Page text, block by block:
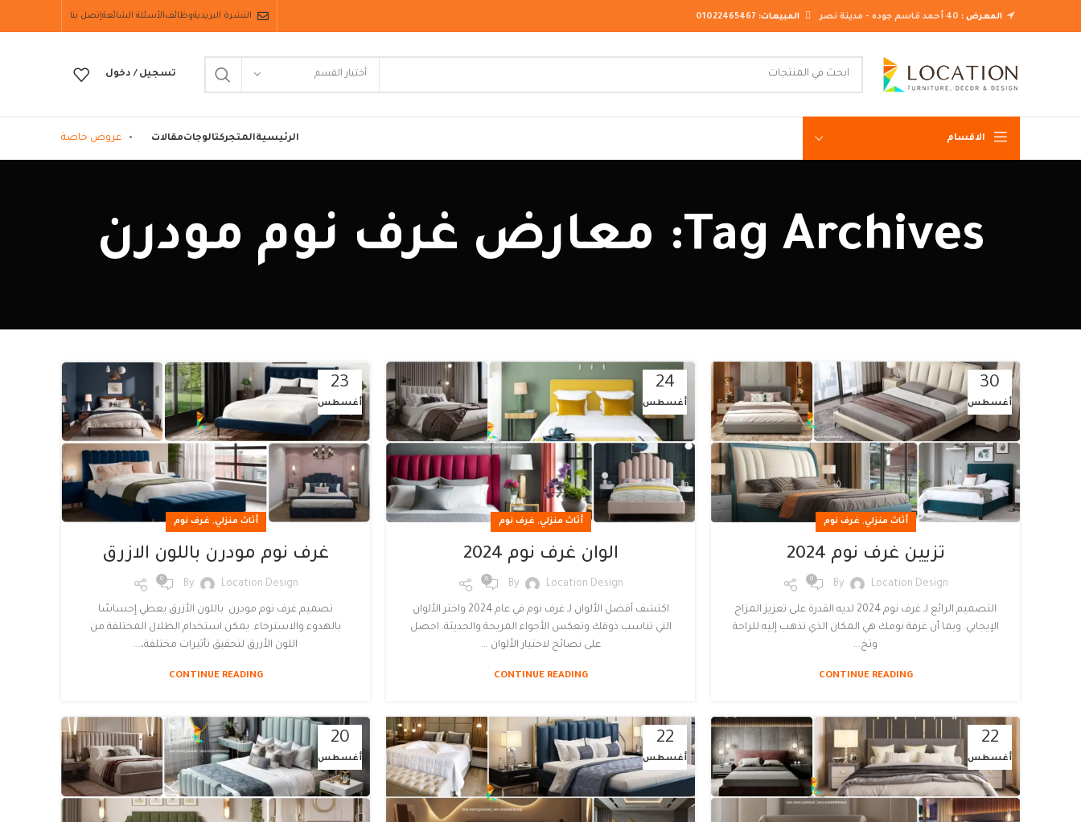
المعرض : المبيعات: 01022465467 النشرة البريديةوظائفالأسئلة الشائعةإتصل بنا
أختيار القسم تسجيل / دخول
الاقسام
غرف نوم مودرن
غرف نوم نيو كلاسيك
الرئيسيةالمتجركتالوجاتمقالات عروض خاصة
Tag Archives: معارض غرف نوم مودرن
30
أغسطس
أثاث منزلي, غرف نوم
تزيين غرف نوم 2024
By Location Design
0
التصميم الرائع لـ غرف نوم 2024 لديه القدرة على تعزيز المزاج
الإيجابي. وبما أن غرفة نومك هي المكان الذي تذهب إليه للراحة
وتخ...
CONTINUE READING
24
أغسطس
أثاث منزلي, غرف نوم
الوان غرف نوم 2024
By Location Design
0
اكتشف أفضل الألوان لـ غرف نوم في عام 2024 واختر الألوان
التي تناسب ذوقك وتعكس الأجواء المريحة والحديثة. احصل
على نصائح لاختيار الألوان ...
CONTINUE READING
23
أغسطس
أثاث منزلي, غرف نوم
غرف نوم مودرن باللون الازرق
By Location Design
0
تصميم غرف نوم مودرن باللون الأزرق يعطي إحساسًا
بالهدوء والاسترخاء. يمكن استخدام الظلال المختلفة من
اللون الأزرق لتحقيق تأثيرات مختلفة،...
CONTINUE READING
22
أغسطس
22
أغسطس
20
أغسطس